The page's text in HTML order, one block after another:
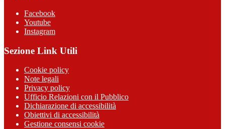
Facebook
Youtube
Instagram
Sezione Link Utili
Cookie policy
Note legali
Privacy policy
Ufficio Relazioni con il Pubblico
Dichiarazione di accessibilità
Obiettivi di accessibilità
Gestione consensi cookie